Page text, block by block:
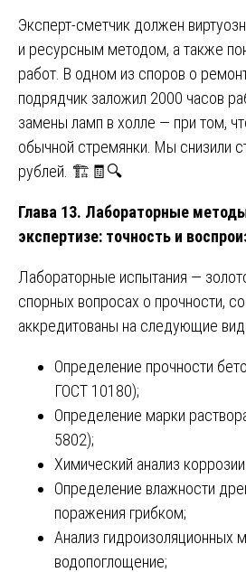
Эксперт-сметчик должен
и ресурсным методом, а также
работ. В одном из споров о
подрядчик заложил 2000 часов
замены ламп в холле — при том,
обычной стремянки. Мы снизили
рублей. 🏗️🧾🔍
Глава 13. Лабораторные
экспертизе: точность и
Лабораторные испытания —
спорных вопросах о прочности,
аккредитованы на следующие
Определение прочности
ГОСТ 10180);
Определение марки
5802);
Химический анализ
Определение влажности
поражения грибком;
Анализ гидроизоляционных
водопоглощение;